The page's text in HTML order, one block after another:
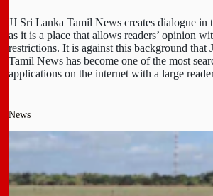
JJ Sri Lanka Tamil News creates dialogue in
as it is a place that allows readers’ opinion
restrictions. It is against this background that
Tamil News has become one of the most
applications on the internet with a large
News